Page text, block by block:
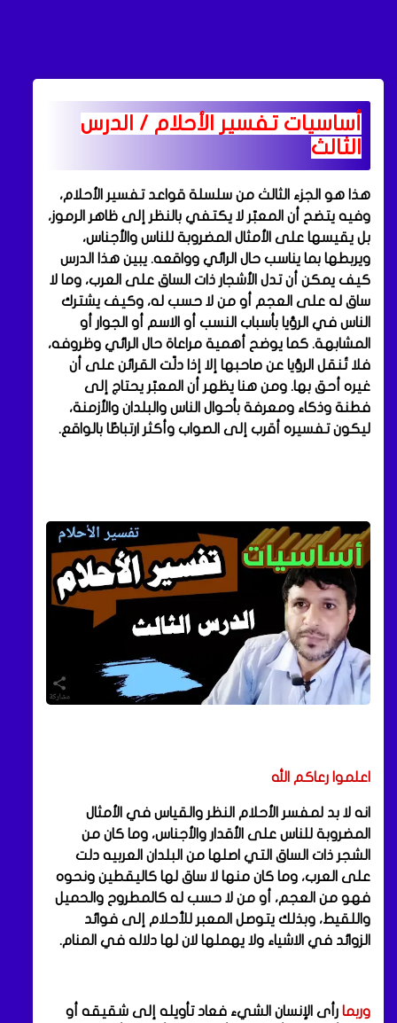
أساسيات تفسير الأحلام / الدرس
الثالث
هذا هو الجزء الثالث من سلسلة قواعد تفسير الأحلام،
وفيه يتضح أن المعبّر لا يكتفي بالنظر إلى ظاهر الرموز،
بل يقيسها على الأمثال المضروبة للناس والأجناس،
ويربطها بما يناسب حال الرائي وواقعه. يبين هذا الدرس
كيف يمكن أن تدل الأشجار ذات الساق على العرب، وما لا
ساق له على العجم أو من لا حسب له، وكيف يشترك
الناس في الرؤيا بأسباب النسب أو الاسم أو الجوار أو
المشابهة. كما يوضح أهمية مراعاة حال الرائي وظروفه،
فلا تُنقل الرؤيا عن صاحبها إلا إذا دلّت القرائن على أن
غيره أحق بها. ومن هنا يظهر أن المعبّر يحتاج إلى
فطنة وذكاء ومعرفة بأحوال الناس والبلدان والأزمنة،
ليكون تفسيره أقرب إلى الصواب وأكثر ارتباطًا بالواقع.
اعلموا رعاكم الله
انه لا بد لمفسر الأحلام النظر والقياس في الأمثال
المضروبة للناس على الأقدار والأجناس، وما كان من
الشجر ذات الساق التي اصلها من البلدان العربيه دلت
على العرب، وما كان منها لا ساق لها كاليقطين ونحوه
فهو من العجم، أو من لا حسب له كالمطروح والحميل
واللقيط، وبذلك يتوصل المعبر للأحلام إلى فوائد
الزوائد في الاشياء ولا يهملها لان لها دلاله في المنام.
وربما رأى الإنسان الشيء فعاد تأويله إلى شقيقه أو